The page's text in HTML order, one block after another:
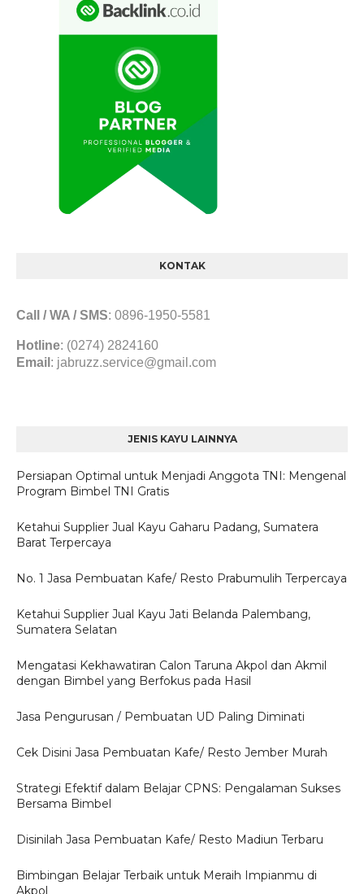
KONTAK
Call / WA / SMS: 0896-1950-5581
Hotline: (0274) 2824160
Email : jabruzz.service@gmail.com
JENIS KAYU LAINNYA
Persiapan Optimal untuk Menjadi Anggota TNI: Mengenal
Program Bimbel TNI Gratis
Ketahui Supplier Jual Kayu Gaharu Padang, Sumatera
Barat Terpercaya
No. 1 Jasa Pembuatan Kafe/ Resto Prabumulih Terpercaya
Ketahui Supplier Jual Kayu Jati Belanda Palembang,
Sumatera Selatan
Mengatasi Kekhawatiran Calon Taruna Akpol dan Akmil
dengan Bimbel yang Berfokus pada Hasil
Jasa Pengurusan / Pembuatan UD Paling Diminati
Cek Disini Jasa Pembuatan Kafe/ Resto Jember Murah
Strategi Efektif dalam Belajar CPNS: Pengalaman Sukses
Bersama Bimbel
Disinilah Jasa Pembuatan Kafe/ Resto Madiun Terbaru
Bimbingan Belajar Terbaik untuk Meraih Impianmu di